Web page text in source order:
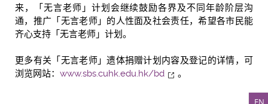
来，「无言老师」计划会继续鼓励各界及不同年龄阶层沟
通，推广「无言老师」的人性面及社会责任，希望各市民能
齐心支持「无言老师」计划。
更多有关「无言老师」遗体捐赠计划内容及登记的详情，可
浏览网站： www.sbs.cuhk.edu.hk/bd 。